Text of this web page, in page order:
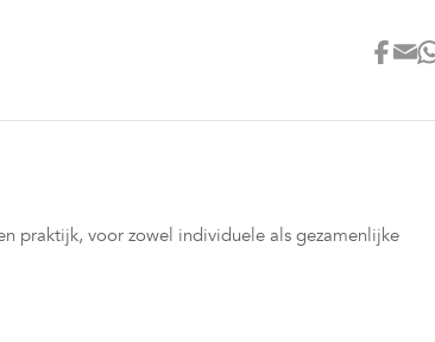
praktijk, voor zowel individuele als gezamenlijke